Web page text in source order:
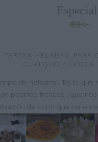
Especial
TARTAS HELADAS PARA
CUALQUIER ÉPOCA
de helados... Es lo
postres frescos , que nos
de color que